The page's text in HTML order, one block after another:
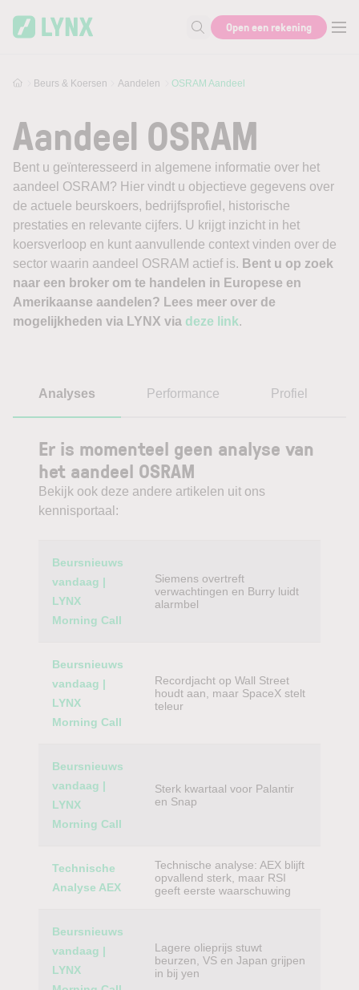
Zoek naar informatie
Open een rekening
Beurs & Koersen Aandelen OSRAM Aandeel
Aandeel OSRAM
Bent u geïnteresseerd in algemene informatie over het
aandeel OSRAM? Hier vindt u objectieve gegevens over
de actuele beurskoers, bedrijfsprofiel, historische
prestaties en relevante cijfers. U krijgt inzicht in het
koersverloop en kunt aanvullende context vinden over de
sector waarin aandeel OSRAM actief is. Bent u op zoek
naar een broker om te handelen in Europese en
Amerikaanse aandelen? Lees meer over de
mogelijkheden via LYNX via deze link.
Analyses Performance Profiel
Er is momenteel geen analyse van
het aandeel OSRAM
Bekijk ook deze andere artikelen uit ons
kennisportaal:
Category
Beursnieuws
vandaag |
LYNX
Morning Call
Siemens overtreft
verwachtingen en Burry luidt
alarmbel
Beursnieuws
vandaag |
LYNX
Morning Call
Recordjacht op Wall Street
houdt aan, maar SpaceX stelt
teleur
Beursnieuws
vandaag |
LYNX
Morning Call
Sterk kwartaal voor Palantir
en Snap
Technische
Analyse AEX
Technische analyse: AEX blijft
opvallend sterk, maar RSI
geeft eerste waarschuwing
Beursnieuws
vandaag |
LYNX
Lagere olieprijs stuwt
beurzen, VS en Japan grijpen
in bij yen